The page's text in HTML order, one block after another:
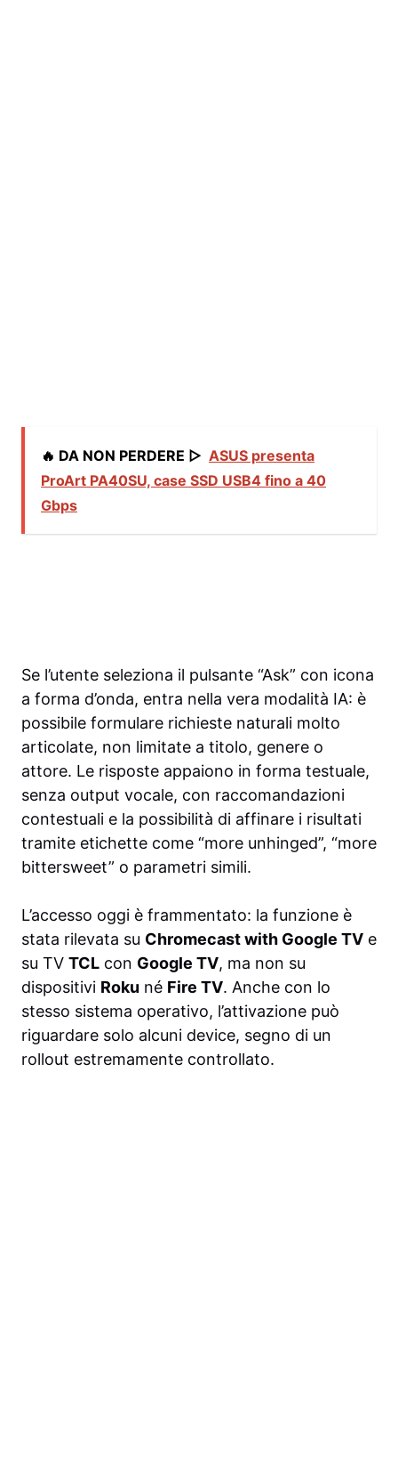
🔥 DA NON PERDERE ▷ ASUS presenta
ProArt PA40SU, case SSD USB4 fino a 40
Gbps
Se l’utente seleziona il pulsante “Ask” con icona
a forma d’onda, entra nella vera modalità IA: è
possibile formulare richieste naturali molto
articolate, non limitate a titolo, genere o
attore. Le risposte appaiono in forma testuale,
senza output vocale, con raccomandazioni
contestuali e la possibilità di affinare i risultati
tramite etichette come “more unhinged”, “more
bittersweet” o parametri simili.
L’accesso oggi è frammentato: la funzione è
stata rilevata su Chromecast with Google TV e
su TV TCL con Google TV, ma non su
dispositivi Roku né Fire TV. Anche con lo
stesso sistema operativo, l’attivazione può
riguardare solo alcuni device, segno di un
rollout estremamente controllato.